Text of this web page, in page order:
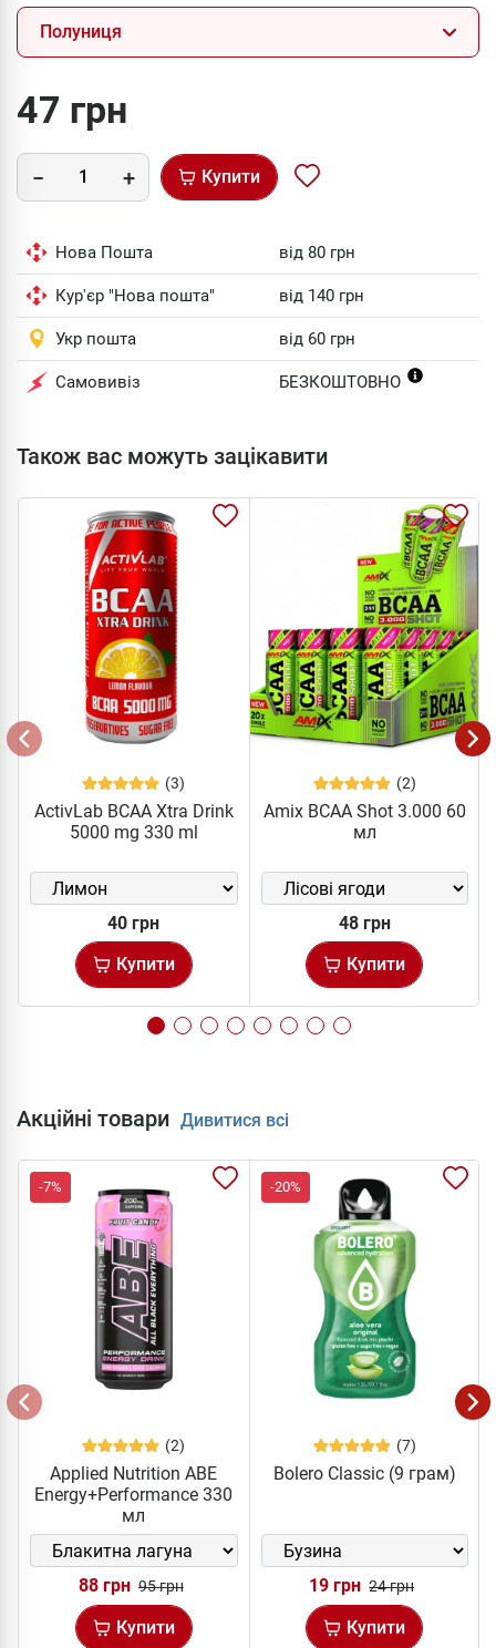
Полуниця
47 грн
Купити
Нова Пошта від 80 грн
Кур'єр "Нова пошта" від 140 грн
Укр пошта від 60 грн
Самовивіз БЕЗКОШТОВНО
Також вас можуть зацікавити
(3)
ActivLab BCAA Xtra Drink
5000 mg 330 ml
40 грн
Купити
(2)
Amix BCAA Shot 3.000 60
мл
48 грн
Купити
Акційні товари Дивитися всі
-7%
(2)
Applied Nutrition ABE
Energy+Performance 330
мл
88 грн 95 грн
Купити
-20%
(7)
Bolero Classic (9 грам)
19 грн 24 грн
Купити